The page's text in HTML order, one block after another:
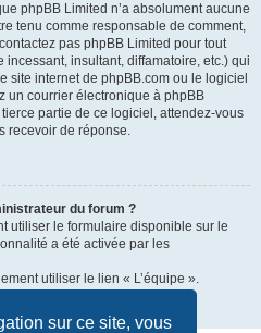
sur ce site, vous
phpBB Limited n’a absolument aucune
tenu comme responsable de comment,
pas phpBB Limited pour tout
insultant, diffamatoire, etc.) qui
site internet de phpBB.com ou le logiciel
un courrier électronique à phpBB
partie de ce logiciel, attendez-vous
recevoir de réponse.
du forum ?
utiliser le formulaire disponible sur le
a été activée par les
utiliser le lien « L’équipe ».